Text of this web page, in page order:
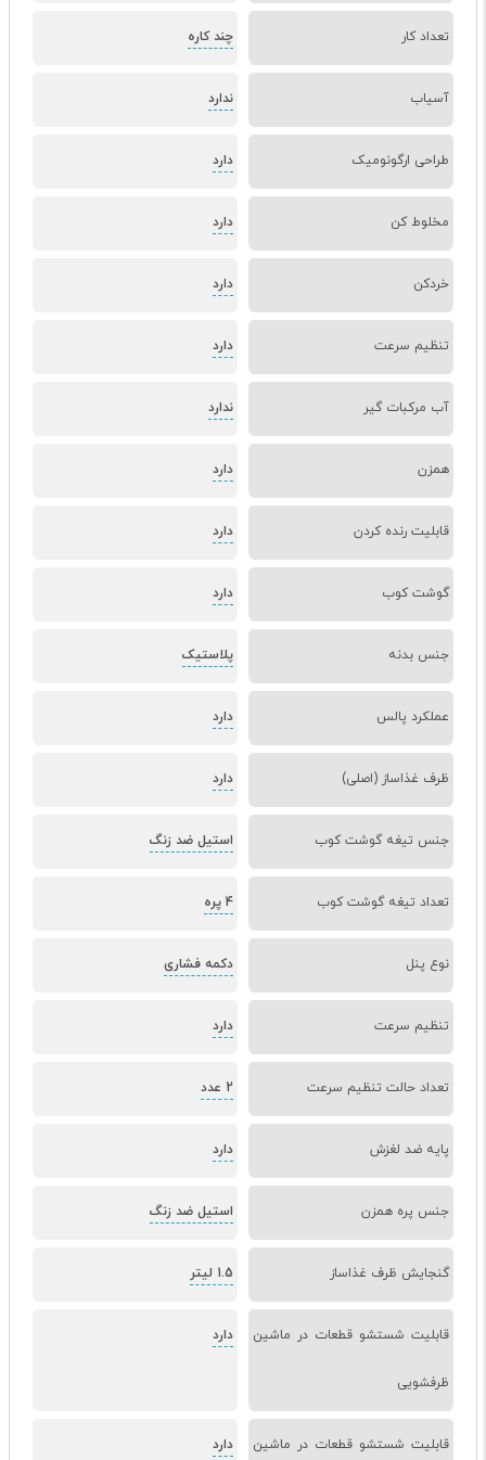
تعداد کار چند کاره
آسیاب ندارد
طراحی ارگونومیک دارد
مخلوط کن دارد
خردکن دارد
تنظیم سرعت دارد
آب مرکبات گیر ندارد
همزن دارد
قابلیت رنده کردن دارد
گوشت کوب دارد
جنس بدنه پلاستیک
عملکرد پالس دارد
ظرف غذاساز (اصلی) دارد
جنس تیغه گوشت کوب استیل ضد زنگ
تعداد تیغه گوشت کوب 4 پره
نوع پنل دکمه فشاری
تنظیم سرعت دارد
تعداد حالت تنظیم سرعت 2 عدد
پایه ضد لغزش دارد
جنس پره همزن استیل ضد زنگ
گنجایش ظرف غذاساز 1.5 لیتر
قابلیت شستشو قطعات در ماشین
ظرفشویی
دارد
قابلیت شستشو قطعات در ماشین دارد